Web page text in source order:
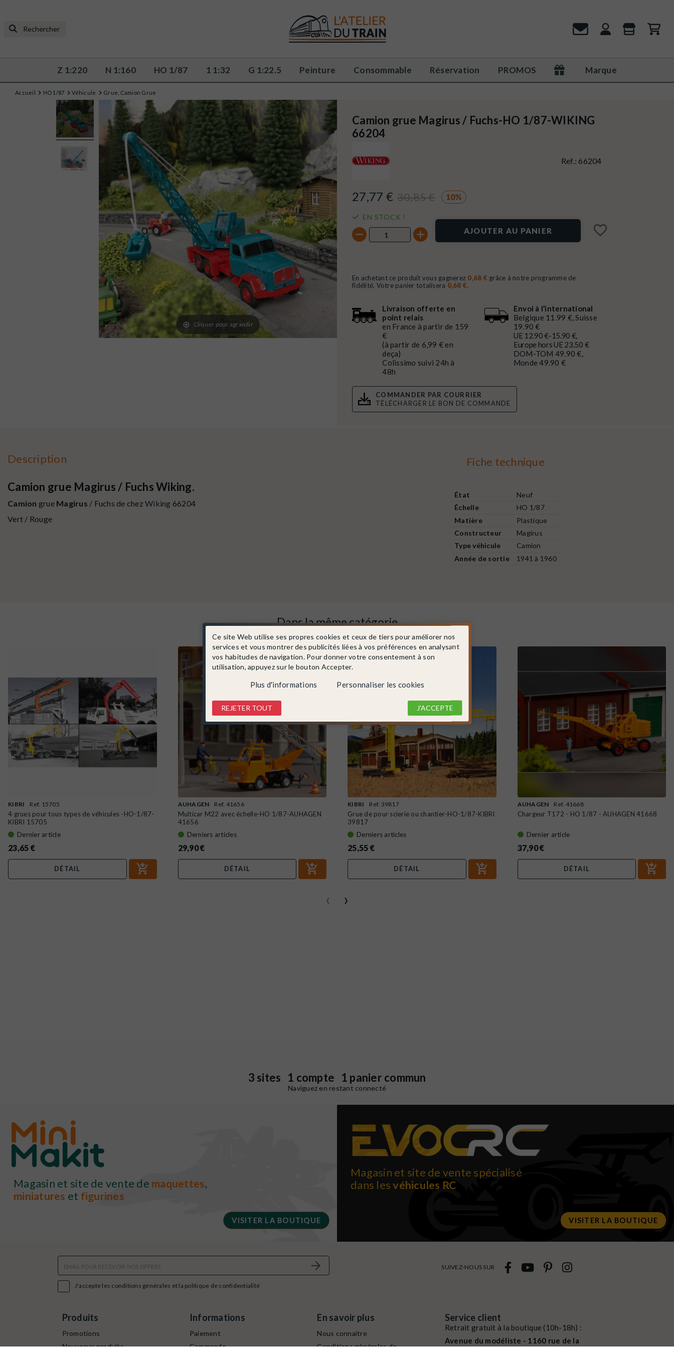
Z 1:220 N 1:160 HO 1/87 1 1:32 G 1:22.5 Peinture Consommable Réservation PROMOS Marque
Accueil HO 1/87 Véhicule Grue, Camion Grue
Cliquer pour agrandir
Camion grue Magirus / Fuchs-HO 1/87-WIKING
66204
Ref.:66204
27,77 € 30,85 € 10%
EN STOCK !
AJOUTER AU PANIER favorite_border
En achetant ce produit vous gagnerez 0,68 € grâce à notre programme de
fidélité. Votre panier totalisera 0,68 €.
Livraison offerte en
point relais
en France à partir de 159
€
(à partir de 6,99 € en
deça)
Colissimo suivi 24h à
48h
Envoi à l’international
Belgique 11.99 €, Suisse
19.90 €
UE 12.90 €-15.90 €,
Europe hors UE 23.50 €
DOM-TOM 49.90 €,
Monde 49.90 €
COMMANDER PAR COURRIER
TÉLÉCHARGER LE BON DE COMMANDE
Description
Camion grue Magirus / Fuchs Wiking.
Camion grue Magirus / Fuchs de chez Wiking 66204
Vert / Rouge
Fiche technique
État
Neuf
Échelle
HO 1/87
Matière
Plastique
Constructeur
Magirus
Type véhicule
Camion
Année de sortie
1941 à 1960
Dans la même catégorie
KIBRI Ref. 15705
4 grues pour tous types de véhicules -HO-1/87-
KIBRI 15705
Dernier article
23,65 €
DÉTAIL
AUHAGEN Ref. 41656
Multicar M22 avec échelle-HO 1/87-AUHAGEN
41656
Derniers articles
29,90 €
DÉTAIL
KIBRI Ref. 39817
Grue de pour scierie ou chantier-HO-1/87-KIBRI
39817
Derniers articles
25,55 €
DÉTAIL
AUHAGEN Ref. 41668
Chargeur T172 - HO 1/87 - AUHAGEN 41668
Dernier article
37,90 €
DÉTAIL
‹ ›
3 sites 1 compte 1 panier commun
Naviguez en restant connecté
Magasin et site de vente de maquettes,
miniatures et figurines
VISITER LA BOUTIQUE
Magasin et site de vente spécialisé
dans lesvéhicules RC
VISITER LA BOUTIQUE
J'accepte les conditions générales et la politique de confidentialité
SUIVEZ-NOUS SUR
Produits
Promotions
Informations
Paiement
En savoir plus
Nous connaitre
Service client
Retrait gratuit à la boutique (10h-18h) :
Avenue du modéliste - 1160 rue de la
Ce site Web utilise ses propres cookies et ceux de tiers pour améliorer nos
services et vous montrer des publicités liées à vos préférences en analysant
vos habitudes de navigation. Pour donner votre consentement à son
utilisation, appuyez sur le bouton Accepter.
Plus d'informations Personnaliser les cookies
REJETER TOUT J'ACCEPTE